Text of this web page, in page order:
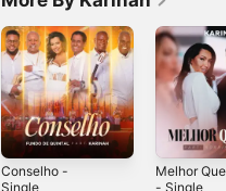
Conselho -
Single
Melhor
- Single